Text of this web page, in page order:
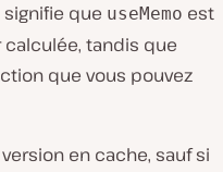
que useMemo est
tandis que
que vous pouvez
en cache, sauf si